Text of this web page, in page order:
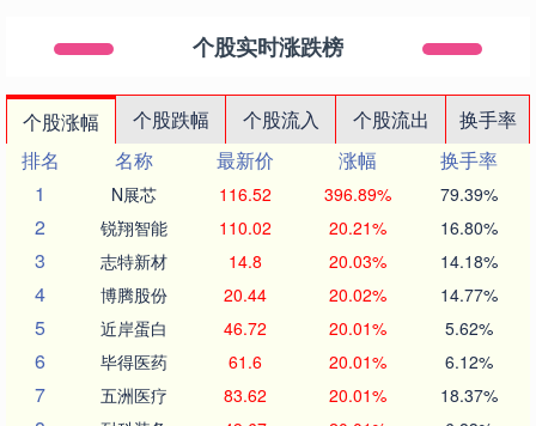
个股实时涨跌榜
个股涨幅 个股跌幅 个股流入 个股流出
换手率
排名
名称 最新价 涨幅
换手率
1
N展芯 116.52 396.89% 79.39%
2 锐翔智能 110.02 20.21% 16.80%
3 志特新材 14.8 20.03% 14.18%
4 博腾股份 20.44 20.02% 14.77%
5 近岸蛋白 46.72 20.01% 5.62%
6 毕得医药 61.6 20.01% 6.12%
7 五洲医疗 83.62 20.01% 18.37%